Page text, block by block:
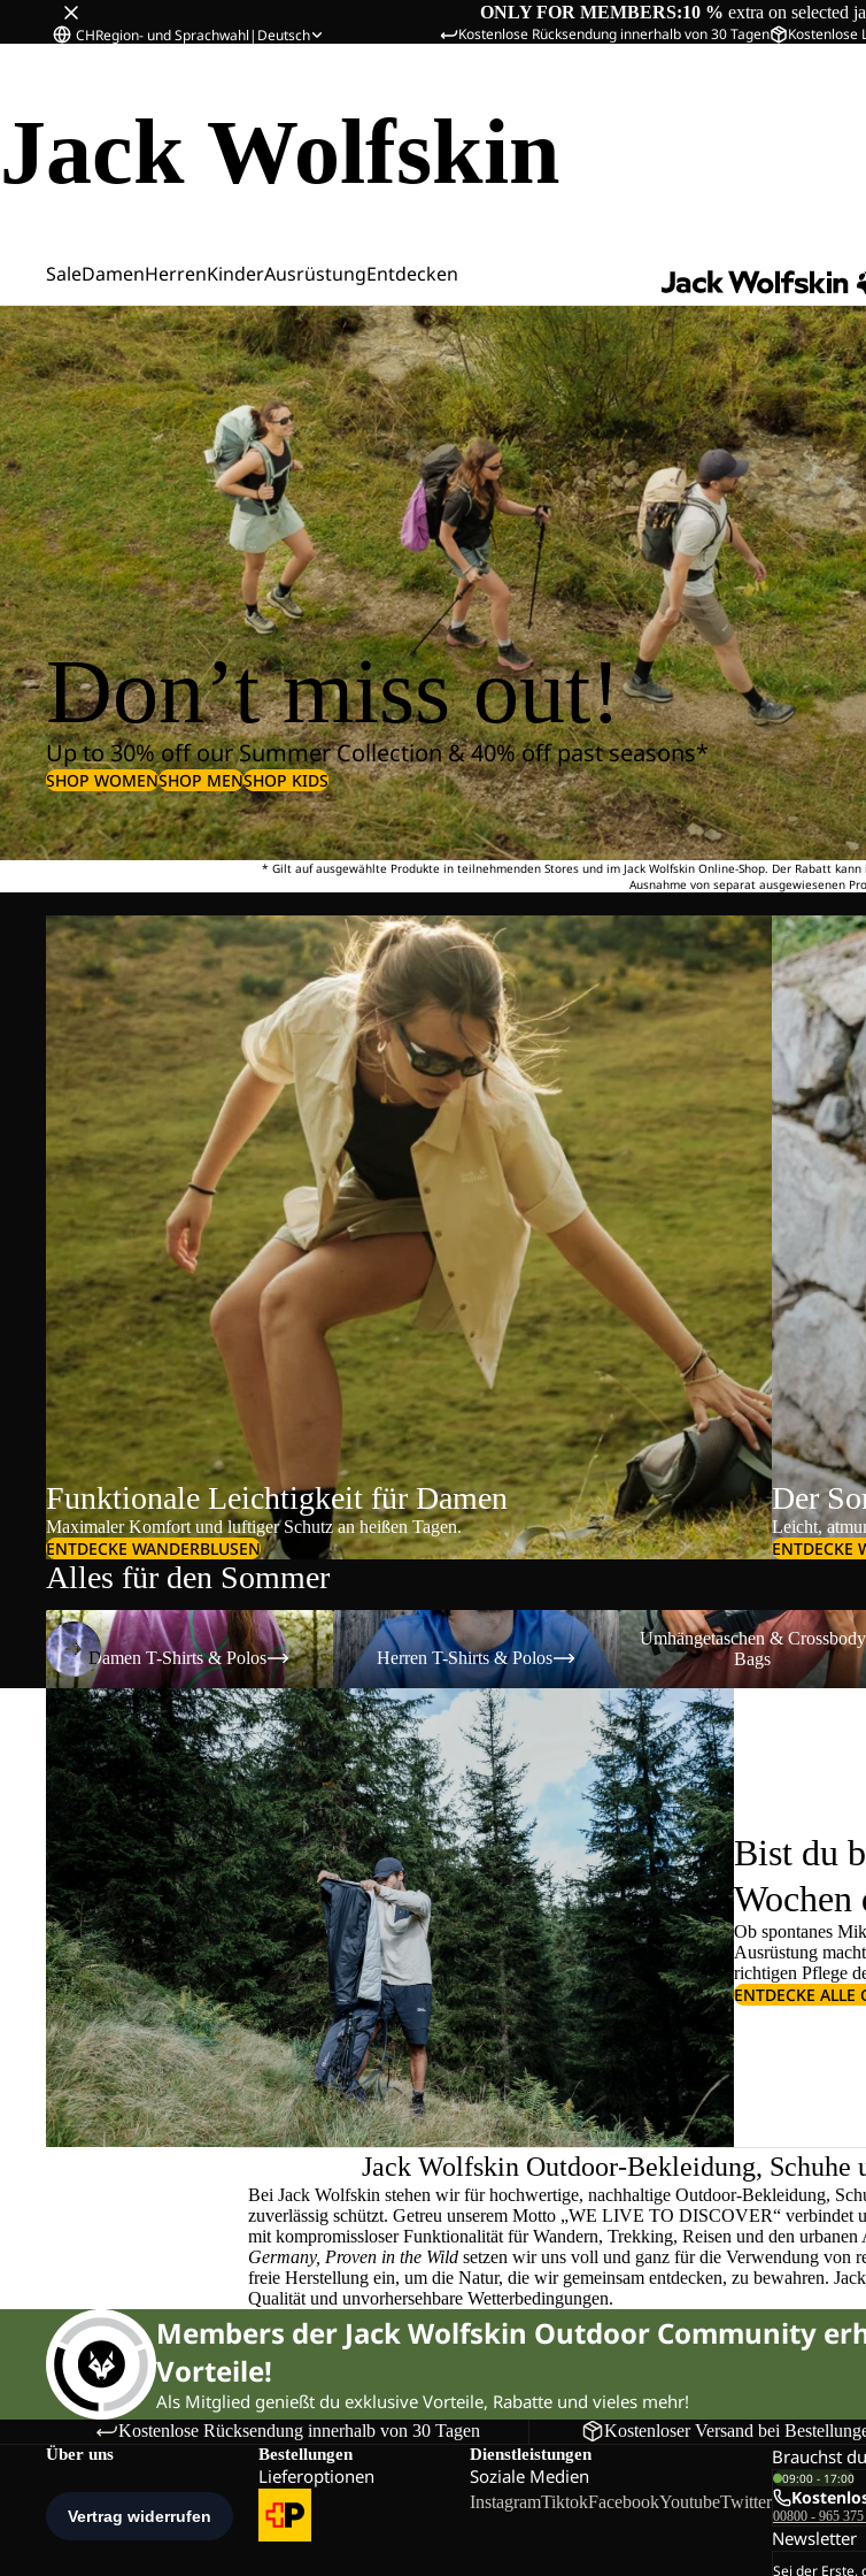
ONLY FOR MEMBERS:10 % extra on selected
Kostenlose Rücksendung innerhalb von 30 Tagen Kostenlose
CHRegion- und Sprachwahl| Deutsch
Jack Wolfskin
SaleDamenHerrenKinderAusrüstungEntdecken
Don’t miss out!
Up to 30% off our Summer Collection & 40% off past seasons*
SHOP WOMENSHOP MENSHOP KIDS
* Gilt auf ausgewählte Produkte in teilnehmenden Stores und im Jack Wolfskin Online-Shop. Der Rabatt
Ausnahme von separat ausgewiesenen
Funktionale Leichtigkeit für Damen
Maximaler Komfort und luftiger Schutz an heißen Tagen.
ENTDECKE WANDERBLUSEN
Der
Leicht,
ENTDECKE
Alles für den Sommer
Damen T-Shirts & Polos
Damen T-Shirts & Polos
Herren T-Shirts & Polos
Herren T-Shirts & Polos
Umhängetaschen & Crossbody
Umhängetaschen & Crossbody
Bags
Bist du
Wochen
Ob spontanes
Ausrüstung
richtigen Pflege
ENTDECKE ALLE
Jack Wolfskin Outdoor-Bekleidung, Schuhe
Bei Jack Wolfskin stehen wir für hochwertige, nachhaltige Outdoor-Bekleidung,
zuverlässig schützt. Getreu unserem Motto „WE LIVE TO DISCOVER“ verbindet
mit kompromissloser Funktionalität für Wandern, Trekking, Reisen und den
Germany, Proven in the Wild setzen wir uns voll und ganz für die Verwendung von
freie Herstellung ein, um die Natur, die wir gemeinsam entdecken, zu bewahren.
Qualität und unvorhersehbare Wetterbedingungen.
Members der Jack Wolfskin Outdoor Community
Vorteile!
Als Mitglied genießt du exklusive Vorteile, Rabatte und vieles mehr!
Kostenlose Rücksendung innerhalb von 30 Tagen Kostenloser Versand bei
Über uns Bestellungen
Lieferoptionen
Dienstleistungen
Soziale Medien
InstagramTiktokFacebookYoutubeTwitter
Brauchst
09:00 - 17:00
00800 - 965
Newsletter
Sei der Erste,